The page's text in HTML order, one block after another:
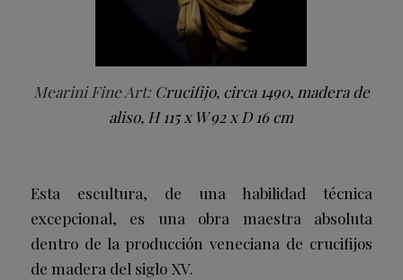
Mearini Fine Art:Crucifijo, circa 1490, madera de
aliso, H 115 x W 92 x D 16 cm
Esta escultura, de una habilidad técnica
excepcional, es una obra maestra absoluta
dentro de la producción veneciana de crucifijos
de madera del siglo XV.